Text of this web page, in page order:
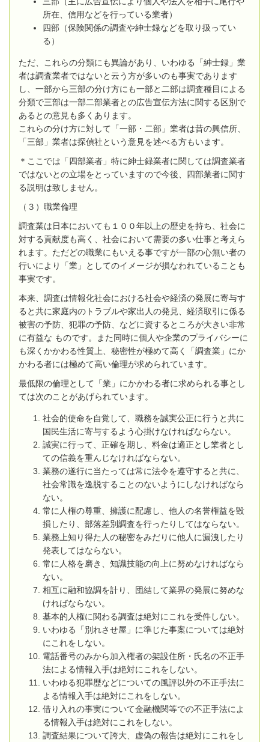
所在、信用などを行っている業者）
四部（保険関係の調査や紳士録などを取り扱ってい
る）
ただ、これらの分類にも異論があり、いわゆる「紳士録」業
者は調査業者ではないと云う方が多いのも事実であります
し、一部から三部の分け方にも一部と二部は調査種目による
分類で三部は一部二部業者との広告宣伝方法に関する区別で
あるとの意見も多くあります。
これらの分け方に対して「一部・二部」業者は昔の興信所、
「三部」業者は探偵社という意見を述べる方もいます。
＊ここでは「四部業者」特に紳士録業者に関しては調査業者
ではないとの立場をとっていますので今後、四部業者に関す
る説明は致しません。
（３）職業倫理
調査業は日本においても１００年以上の歴史を持ち、社会に
対する貢献度も高く、社会において需要の多い仕事と考えら
れます。ただどの職業にもいえる事ですが一部の心無い者の
行いにより「業」としてのイメージが損なわれていることも
事実です。
本来、調査は情報化社会における社会や経済の発展に寄与す
ると共に家庭内のトラブルや家出人の発見、経済取引に係る
被害の予防、犯罪の予防、などに資するところが大きい非常
に有益な ものです。また同時に個人や企業のプライバシーに
も深くかかわる性質上、秘密性が極めて高く「調査業」にか
かわる者には極めて高い倫理が求められています。
最低限の倫理として「業」にかかわる者に求められる事とし
ては次のことがあげられています。
社会的使命を自覚して、職務を誠実公正に行うと共に
国民生活に寄与するよう心掛けなければならない。
誠実に行って、正確を期し、料金は適正とし業者とし
ての信義を重んじなければならない。
業務の遂行に当たっては常に法令を遵守すると共に、
社会常識を逸脱することのないようにしなければなら
ない。
常に人権の尊重、擁護に配慮し、他人の名誉権益を毀
損したり、部落差別調査を行ったりしてはならない。
業務上知り得た人の秘密をみだりに他人に漏洩したり
発表してはならない。
常に人格を磨き、知識技能の向上に努めなければなら
ない。
相互に融和協調を計り、団結して業界の発展に努めな
ければならない。
基本的人権に関わる調査は絶対にこれを受件しない。
いわゆる「別れさせ屋」に準じた事案については絶対
にこれをしない。
電話番号のみから加入権者の架設住所・氏名の不正手
法による情報入手は絶対にこれをしない。
いわゆる犯罪歴などについての風評以外の不正手法に
よる情報入手は絶対にこれをしない。
借り入れの事実について金融機関等での不正手法によ
る情報入手は絶対にこれをしない。
調査結果について誇大、虚偽の報告は絶対にこれをし